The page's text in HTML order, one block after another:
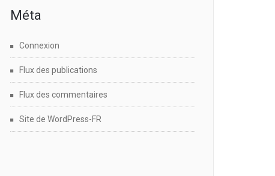
Méta
Connexion
Flux des publications
Flux des commentaires
Site de WordPress-FR